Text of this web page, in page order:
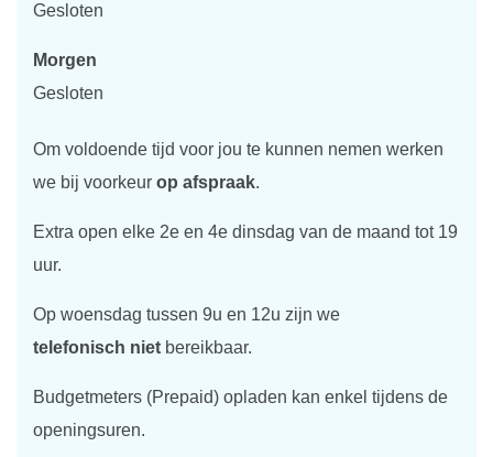
Gesloten
Morgen
Gesloten
Om voldoende tijd voor jou te kunnen nemen werken
we bij voorkeur op afspraak.
Extra open elke 2e en 4e dinsdag van de maand tot 19
uur.
Op woensdag tussen 9u en 12u zijn we
telefonisch niet bereikbaar.
Budgetmeters (Prepaid) opladen kan enkel tijdens de
openingsuren.